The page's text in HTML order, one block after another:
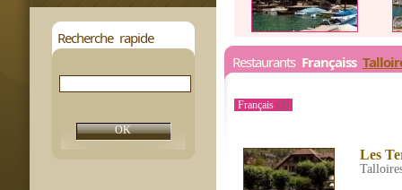
Recherche rapide
Restaurants Françaiss
Français (2)
Les